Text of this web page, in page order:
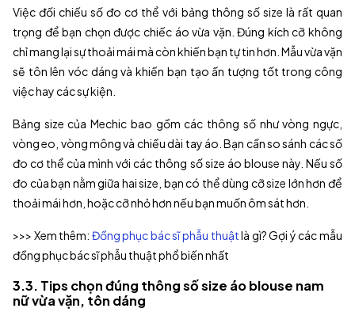
Việc đối chiếu số đo cơ thể với bảng thông số size là rất quan
trọng để bạn chọn được chiếc áo vừa vặn. Đúng kích cỡ không
chỉ mang lại sự thoải mái mà còn khiến bạn tự tin hơn. Mẫu vừa vặn
sẽ tôn lên vóc dáng và khiến bạn tạo ấn tượng tốt trong công
việc hay các sự kiện.
Bảng size của Mechic bao gồm các thông số như vòng ngực,
vòng eo, vòng mông và chiều dài tay áo. Bạn cần so sánh các số
đo cơ thể của mình với các thông số size áo blouse này. Nếu số
đo của bạn nằm giữa hai size, bạn có thể dùng cỡ size lớn hơn để
thoải mái hơn, hoặc cỡ nhỏ hơn nếu bạn muốn ôm sát hơn.
>>> Xem thêm: Đồng phục bác sĩ phẫu thuậtlà gì? Gợi ý các mẫu
đồng phục bác sĩ phẫu thuật phổ biến nhất
3.3. Tips chọn đúng thông số size áo blouse nam
nữ vừa vặn, tôn dáng